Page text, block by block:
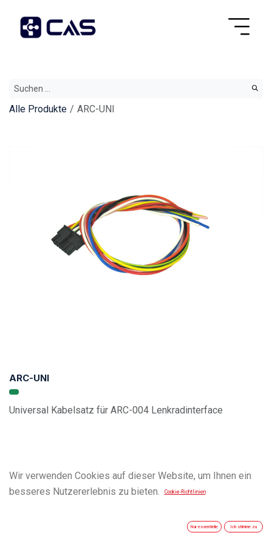
Alle Produkte ARC-UNI
ARC-UNI
Universal Kabelsatz für ARC-004 Lenkradinterface
Wir verwenden Cookies auf dieser Website, um Ihnen ein
besseres Nutzererlebnis zu bieten.
Cookie-Richtlinien
Nur essentielle Ich stimme zu